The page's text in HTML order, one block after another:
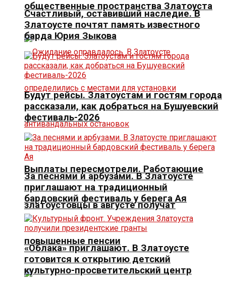
общественные пространства Златоуста
Выплаты пересмотрели. Работающие
златоустовцы в августе получат
повышенные пенсии
Счастливый, оставивший наследие. В
Златоусте почтят память известного
барда Юрия Зыкова
Будут рейсы. Златоустам и гостям города
рассказали, как добраться на Бушуевский
фестиваль-2026
За песнями и арбузами. В Златоусте
приглашают на традиционный
бардовский фестиваль у берега Ая
«Облака» приглашают. В Златоусте
готовится к открытию детский
культурно-просветительский центр